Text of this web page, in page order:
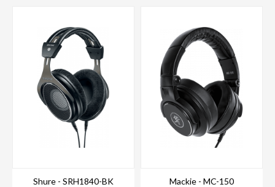
Shure - SRH1840-BK Mackie - MC-150